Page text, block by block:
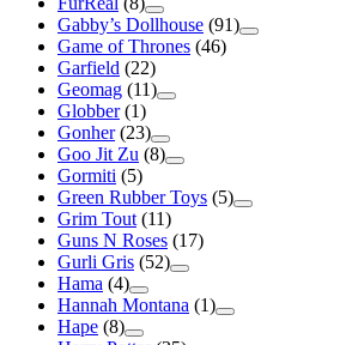
Gabby’s Dollhouse (91)
Game of Thrones (46)
Garfield (22)
Geomag (11)
Globber (1)
Gonher (23)
Goo Jit Zu (8)
Gormiti (5)
Green Rubber Toys (5)
Grim Tout (11)
Guns N Roses (17)
Gurli Gris (52)
Hama (4)
Hannah Montana (1)
Hape (8)